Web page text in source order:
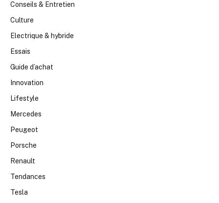
Conseils & Entretien
Culture
Electrique & hybride
Essais
Guide d’achat
Innovation
Lifestyle
Mercedes
Peugeot
Porsche
Renault
Tendances
Tesla